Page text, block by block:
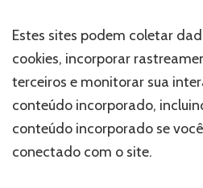
Estes sites podem coletar
cookies, incorporar
terceiros e monitorar sua
conteúdo incorporado,
conteúdo incorporado se
conectado com o site.